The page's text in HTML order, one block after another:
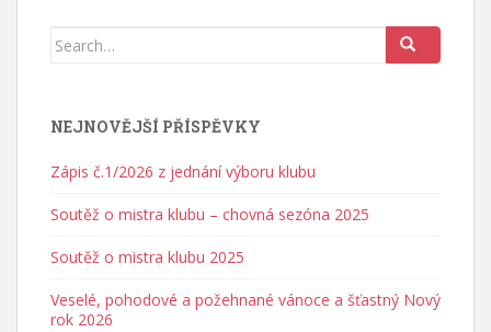
Search for:
NEJNOVĚJŠÍ PŘÍSPĚVKY
Zápis č.1/2026 z jednání výboru klubu
Soutěž o mistra klubu – chovná sezóna 2025
Soutěž o mistra klubu 2025
Veselé, pohodové a požehnané vánoce a šťastný Nový
rok 2026